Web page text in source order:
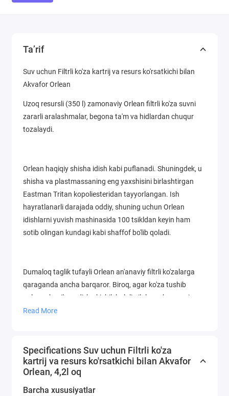
Ta’rif
Suv uchun Filtrli ko'za kartrij va resurs ko'rsatkichi bilan
Akvafor Orlean
Uzoq resursli (350 l) zamonaviy Orlean filtrli ko'za suvni
zararli aralashmalar, begona ta'm va hidlardan chuqur
tozalaydi.
Orlean haqiqiy shisha idish kabi puflanadi. Shuningdek, u
shisha va plastmassaning eng yaxshisini birlashtirgan
Eastman Tritan kopoliesteridan tayyorlangan. Ish
hayratlanarli darajada oddiy, shuning uchun Orlean
idishlarni yuvish mashinasida 100 tsikldan keyin ham
sotib olingan kundagi kabi shaffof bo'lib qoladi.
Dumaloq taglik tufayli Orlean an'anaviy filtrli ko'zalarga
qaraganda ancha barqaror. Biroq, agar ko'za tushib
qolsa, u buzilmaydi, bu kichik bolali oilalar uchun ayniqsa
yaxshi variant.
mexanik hisoblagich bunga yordam beradi. Suv
to'ldiruvchi qopqog'ini har ochganingizda filtrlangan
Read More
Specifications Suv uchun Filtrli ko'za
kartrij va resurs ko'rsatkichi bilan Akvafor
Orlean, 4,2l oq
Barcha xususiyatlar